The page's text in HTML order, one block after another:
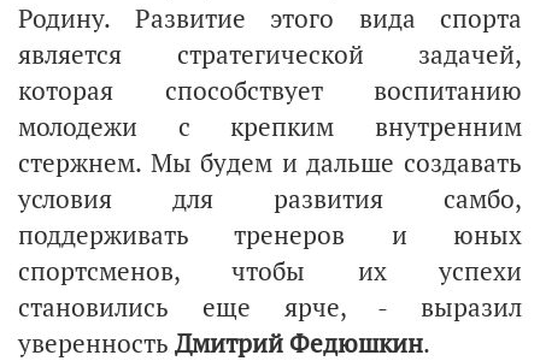
Родину. Развитие этого вида спорта
является стратегической задачей,
которая способствует воспитанию
молодежи с крепким внутренним
стержнем. Мы будем и дальше создавать
условия для развития самбо,
поддерживать тренеров и юных
спортсменов, чтобы их успехи
становились еще ярче, - выразил
уверенность Дмитрий Федюшкин.